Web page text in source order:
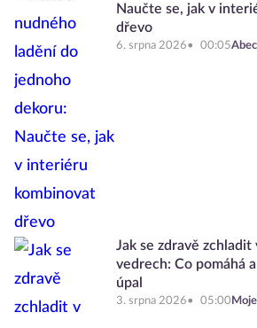
Naučte se, jak v
dřevo
6. srpna 2026 00:05
Jak se zdravě
vedrech: Co pomáhá
úpal
3. srpna 2026 05:00